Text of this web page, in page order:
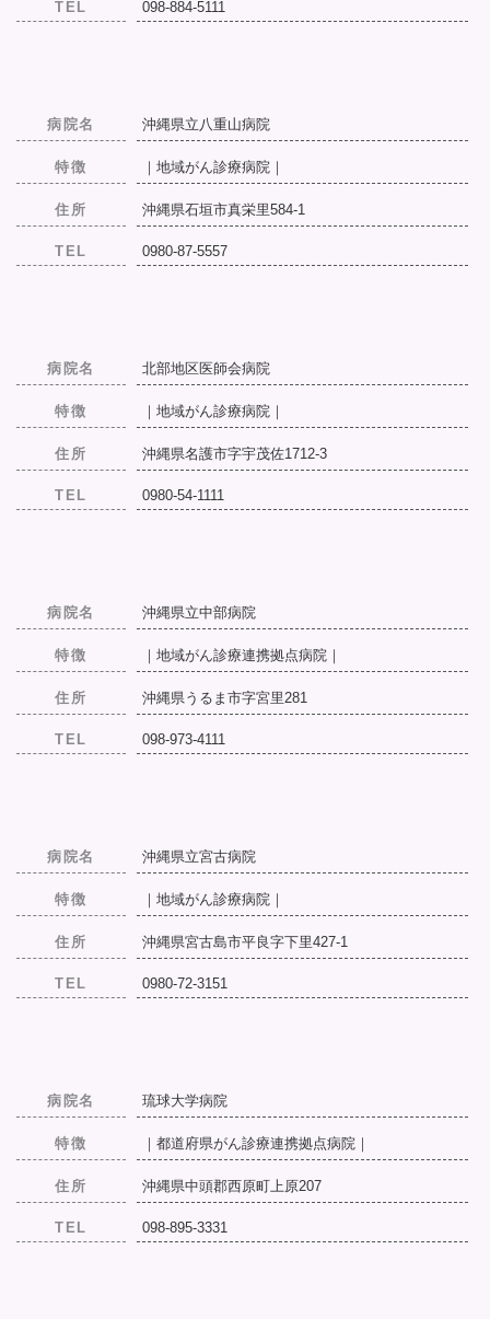
TEL 098-884-5111
病院名 沖縄県立八重山病院
特徴 ｜地域がん診療病院｜
住所 沖縄県石垣市真栄里584-1
TEL 0980-87-5557
病院名 北部地区医師会病院
特徴 ｜地域がん診療病院｜
住所 沖縄県名護市字宇茂佐1712-3
TEL 0980-54-1111
病院名 沖縄県立中部病院
特徴 ｜地域がん診療連携拠点病院｜
住所 沖縄県うるま市字宮里281
TEL 098-973-4111
病院名 沖縄県立宮古病院
特徴 ｜地域がん診療病院｜
住所 沖縄県宮古島市平良字下里427-1
TEL 0980-72-3151
病院名 琉球大学病院
特徴 ｜都道府県がん診療連携拠点病院｜
住所 沖縄県中頭郡西原町上原207
TEL 098-895-3331